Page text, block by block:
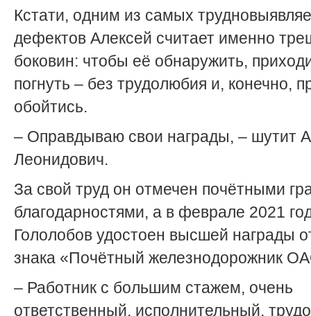
Кстати, одним из самых
дефектов Алексей считает именно
боковин: чтобы её обнаружить,
погнуть – без трудолюбия и, конечно,
обойтись.
– Оправдываю свои награды, – шутит
Леонидович.
За свой труд он отмечен почётными
благодарностями, а в феврале 2021
Гололобов удостоен высшей награды
знака «Почётный железнодорожник
– Работник с большим стажем, очень
ответственный, исполнительный,